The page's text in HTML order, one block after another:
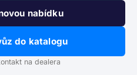
nabídku
do katalogu
na dealera